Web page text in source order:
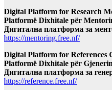
Digital Platform for Research
Platformë Dixhitale për
Дигитална платформа за
https://mentoring.free.nf/
Digital Platform for References
Platformë Dixhitale për
Дигитална платформа за
https://reference.free.nf/